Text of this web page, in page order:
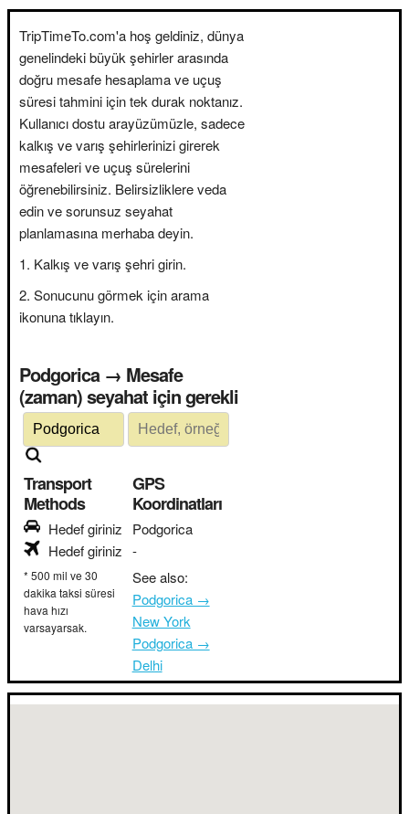
TripTimeTo.com'a hoş geldiniz, dünya
genelindeki büyük şehirler arasında
doğru mesafe hesaplama ve uçuş
süresi tahmini için tek durak noktanız.
Kullanıcı dostu arayüzümüzle, sadece
kalkış ve varış şehirlerinizi girerek
mesafeleri ve uçuş sürelerini
öğrenebilirsiniz. Belirsizliklere veda
edin ve sorunsuz seyahat
planlamasına merhaba deyin.
Kalkış ve varış şehri girin.
Sonucunu görmek için arama
ikonuna tıklayın.
Podgorica → Mesafe
(zaman) seyahat için gerekli
Transport
Methods
Hedef giriniz
Hedef giriniz
* 500 mil ve 30
dakika taksi süresi
hava hızı
varsayarsak.
GPS
Koordinatları
Podgorica
-
See also:
Podgorica →
New York
Podgorica →
Delhi